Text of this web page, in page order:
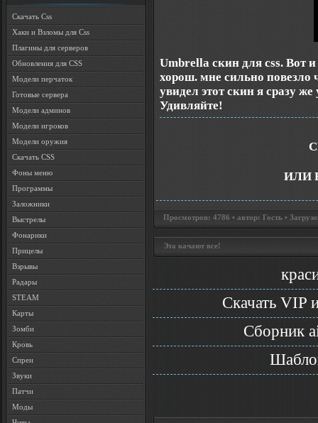
Скачать Css
Хаки и Взломы для Css
Плагины для серверов
Обновления для CSS
Модели перчаток
Готовые сервера
Модели админов
Модели игроков
Модели оружия
Скачать CSS
Фоны меню
Программы
Заложники
Выстрелы
Фонарики
Прицелы
Взрывы
Радары
STEAM
Карты
Зомби
Кровь
Спреи
Звуки
Патчи
Моды
Umbrella скин для css. Вот
хорош. мне сильно повезло
увидел этот скин я сразу
Удивляйте!
ИЛИ
Просмотров: 4786 • автор: Гость •
Эта качают все!
Скачать VIP
Сборник